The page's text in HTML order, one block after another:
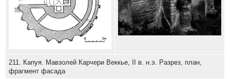
211. Капуя. Мавзолей Карчери Веккье, II в. н.э. Разрез, план,
фрагмент фасада